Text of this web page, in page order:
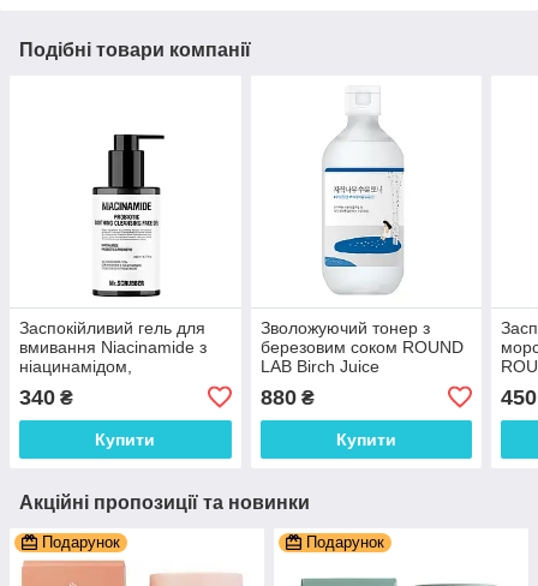
Подібні товари компанії
Заспокійливий гель для
вмивання Niacinamide з
ніацинамідом,
пробіотиком і пребіотиком
Mr.SCRUBBER 200 мл
340 ₴
Купити
Зволожуючий тонер з
березовим соком ROUND
LAB Birch Juice
Moisturizing Toner 300 мл
880₴
Купити
мл
450
Акційні пропозиції та новинки
Подарунок Подарунок